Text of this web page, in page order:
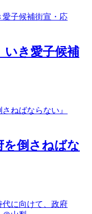
いき愛子候補
倒さねばな